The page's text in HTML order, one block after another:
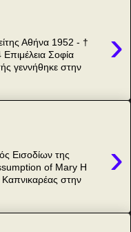
›
Αθήνα 1952 - †
Σοφία
γεννήθηκε στην
›
Εισοδίων της
of Mary Η
Καπνικαρέας στην